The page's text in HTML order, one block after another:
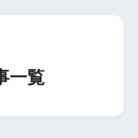
一覧